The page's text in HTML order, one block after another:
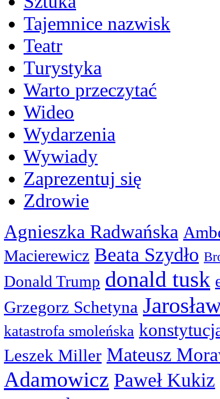
Tajemnice nazwisk
Teatr
Turystyka
Warto przeczytać
Wideo
Wydarzenia
Wywiady
Zaprezentuj się
Zdrowie
Agnieszka Radwańska
Macierewicz Beata Szydło
Donald Trump donald tusk
Grzegorz Schetyna
katastrofa smoleńska
Leszek Miller Mateusz
Adamowicz Paweł Kukiz